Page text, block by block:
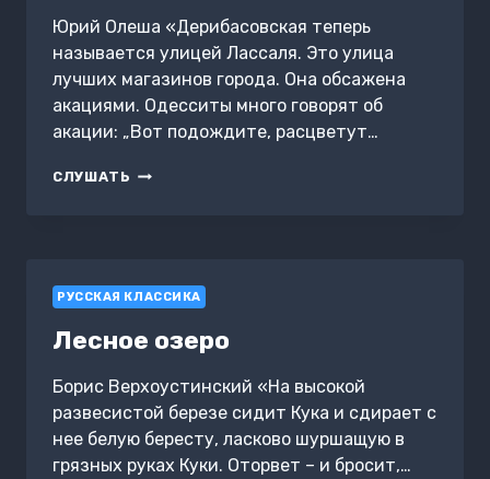
Юрий Олеша «Дерибасовская теперь
называется улицей Лассаля. Это улица
лучших магазинов города. Она обсажена
акациями. Одесситы много говорят об
акации: „Вот подождите, расцветут…
СЛУШАТЬ СТАДИОН
РУССКАЯ КЛАССИКА
Лесное озеро
Борис Верхоустинский «На высокой
развесистой березе сидит Кука и сдирает с
нее белую бересту, ласково шуршащую в
грязных руках Куки. Оторвет – и бросит,…